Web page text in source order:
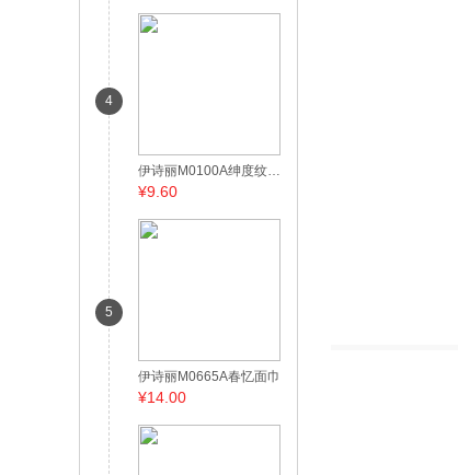
4
5
伊诗丽M0100A绅度纹理缎边面巾
¥9.60
伊诗丽M0665A春忆面巾
¥14.00